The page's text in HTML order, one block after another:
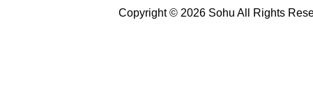
Copyright © 2026 Sohu All Rights